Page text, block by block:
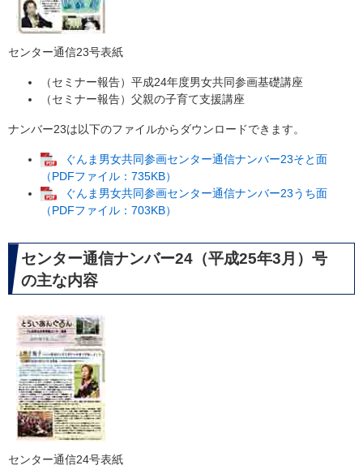
センター通信23号表紙
（セミナー報告）平成24年度男女共同参画基礎講座
（セミナー報告）父親の子育て支援講座
ナンバー23は以下のファイルからダウンロードできます。
ぐんま男女共同参画センター通信ナンバー23そと面
（PDFファイル：735KB）
ぐんま男女共同参画センター通信ナンバー23うち面
（PDFファイル：703KB）
センター通信ナンバー24（平成25年3月）号
の主な内容
センター通信24号表紙